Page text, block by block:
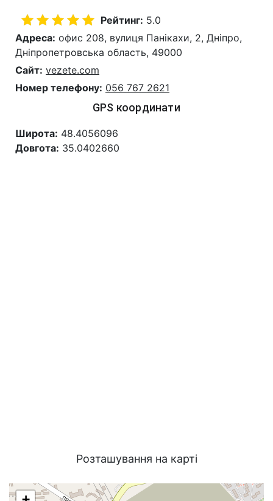
Рейтинг: 5.0
Адреса: офис 208, вулиця Панікахи, 2, Дніпро,
Дніпропетровська область, 49000
Сайт: vezete.com
Номер телефону: 056 767 2621
GPS координати
Широта: 48.4056096
Довгота: 35.0402660
Розташування на карті